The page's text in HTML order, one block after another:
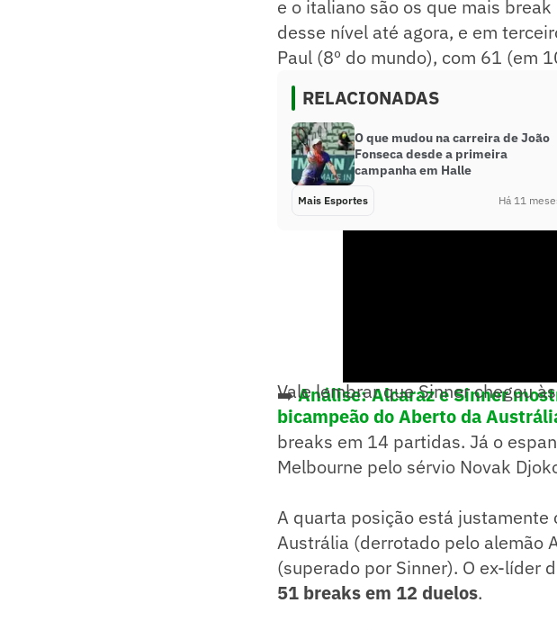
e o italiano são os que mais
desse nível até agora, e em
Paul (8º do mundo), com 61 (em
RELACIONADAS
O que mudou na carreira de João
Fonseca desde a primeira
campanha em Halle
Mais Esportes Há 11
➡️Análise: Alcaraz e Sinner
Vale lembrar que Sinner chegou
bicampeão do Aberto da
breaks em 14 partidas. Já o
Melbourne pelo sérvio Novak
A quarta posição está justamente
Austrália (derrotado pelo alemão
(superado por Sinner). O ex-líder
51 breaks em 12 duelos.